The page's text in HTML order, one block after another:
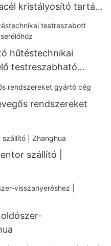
kristályosító tartály
hűtéstechnikai
testreszabható
rendszereket
szállító |